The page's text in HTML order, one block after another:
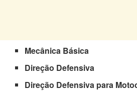
Mecânica Básica
Direção Defensiva
Direção Defensiva para